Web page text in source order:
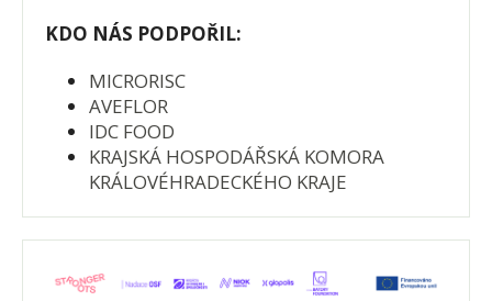
KDO NÁS PODPOŘIL:
MICRORISC
AVEFLOR
IDC FOOD
KRAJSKÁ HOSPODÁŘSKÁ KOMORA
KRÁLOVÉHRADECKÉHO KRAJE